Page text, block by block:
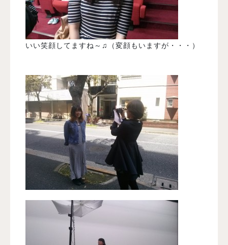
いい笑顔してますね～♫（変顔もいますが・・・）